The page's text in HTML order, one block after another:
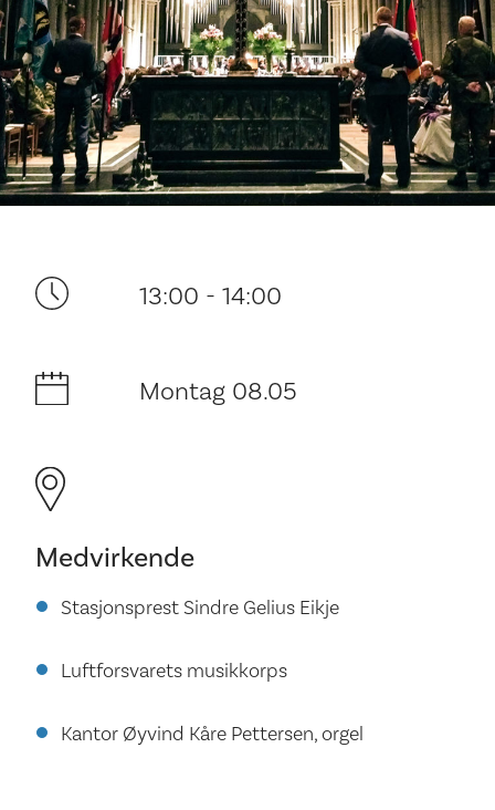
Ditt besøk
Musikk
Historie og arkitektur
13:00 - 14:00
Montag 08.05
Medvirkende
Stasjonsprest Sindre Gelius Eikje
Luftforsvarets musikkorps
Kantor Øyvind Kåre Pettersen, orgel